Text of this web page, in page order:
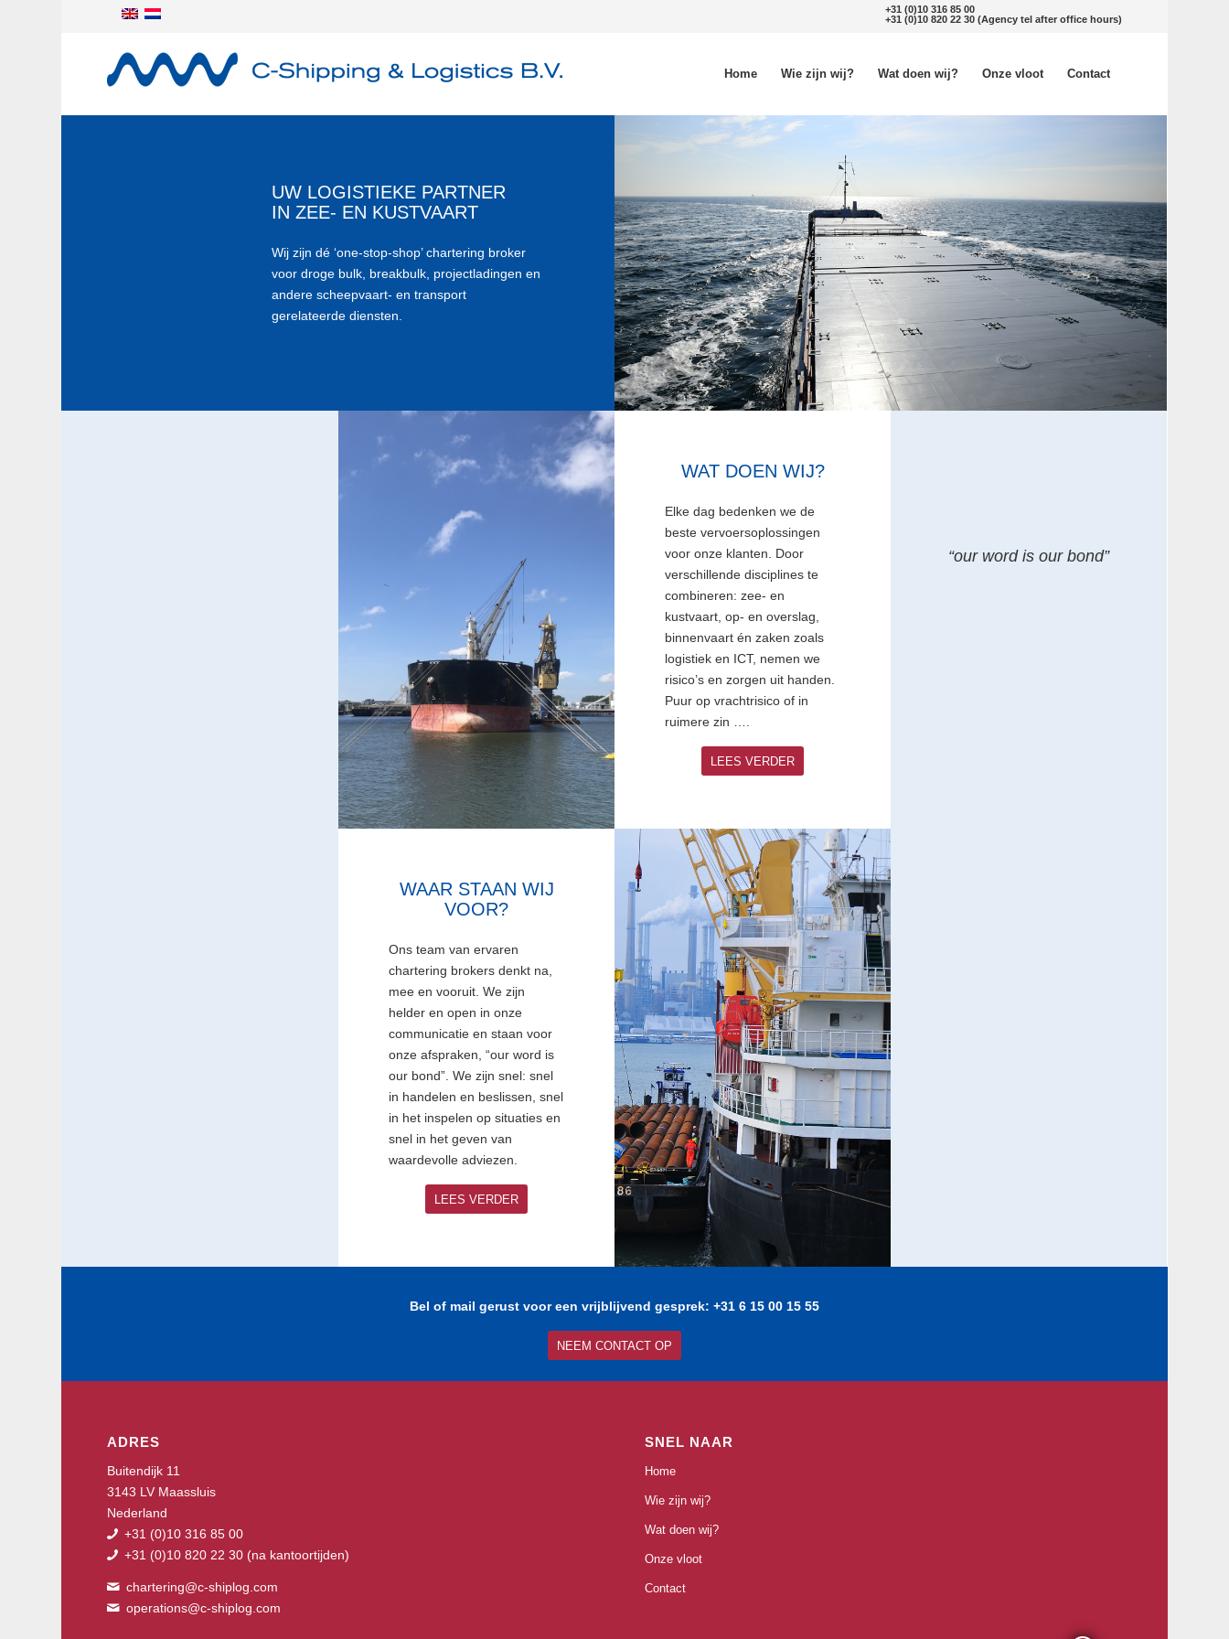
+31 (0)10 316 85 00
+31 (0)10 820 22 30(Agency tel after office hours)
Home Wie zijn wij? Wat doen wij? Onze vloot Contact
UW LOGISTIEKE PARTNER
IN ZEE- EN KUSTVAART
Wij zijn dé ‘one-stop-shop’ chartering broker
voor droge bulk, breakbulk, projectladingen en
andere scheepvaart- en transport
gerelateerde diensten.
WAT DOEN WIJ?
Elke dag bedenken we de
beste vervoersoplossingen
voor onze klanten. Door
verschillende disciplines te
combineren: zee- en
kustvaart, op- en overslag,
binnenvaart én zaken zoals
logistiek en ICT, nemen we
risico’s en zorgen uit handen.
Puur op vrachtrisico of in
ruimere zin ….
LEES VERDER
“our word is our bond”
WAAR STAAN WIJ
VOOR?
Ons team van ervaren
chartering brokers denkt na,
mee en vooruit. We zijn
helder en open in onze
communicatie en staan voor
onze afspraken, “our word is
our bond”. We zijn snel: snel
in handelen en beslissen, snel
in het inspelen op situaties en
snel in het geven van
waardevolle adviezen.
LEES VERDER
Bel of mail gerust voor een vrijblijvend gesprek: +31 6 15 00 15 55
NEEM CONTACT OP
ADRES
Buitendijk 11
3143 LV Maassluis
Nederland
+31 (0)10 316 85 00
+31 (0)10 820 22 30 (na kantoortijden)
chartering@c-shiplog.com
operations@c-shiplog.com
SNEL NAAR
Home
Wie zijn wij?
Wat doen wij?
Onze vloot
Contact